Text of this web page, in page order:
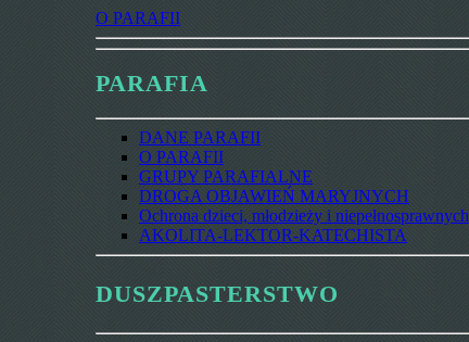
O PARAFII
PARAFIA
DANE PARAFII
O PARAFII
GRUPY PARAFIALNE
DROGA OBJAWIEŃ MARYJNYCH
Ochrona dzieci, młodzieży i niepełnosprawnych
AKOLITA-LEKTOR-KATECHISTA
DUSZPASTERSTWO